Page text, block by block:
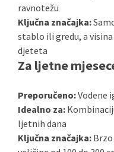
ravnotežu
Ključna značajka:
stablo ili gredu, a
djeteta
Za ljetne
Preporučeno:Vodene
Idealno za:
ljetnih dana
Ključna značajka: